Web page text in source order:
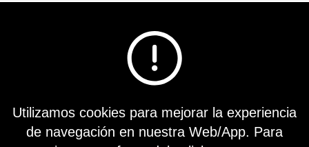
REDES SOCIALES
Utilizamos cookies para mejorar la experiencia
de navegación en nuestra Web/App. Para